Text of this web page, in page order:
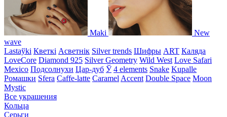
Maki
New
wave
Lastaўki Кветкі Асветнiк Silver trends Шифры ART Каляда
LoveCore Diamond 925 Silver Geometry Wild West Love Safari
Mexico Подсолнухи Цар-дуб Ў 4 elements Snake Kupalle
Ромашки Sfera Caffe-latte Caramel Accent Double Space Moon
Mystic
Все украшения
Кольца
Серьги